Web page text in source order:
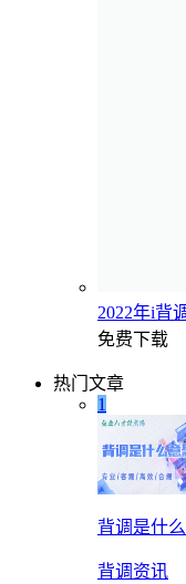
2022年i背
免费下载
热门文章
1
背调是什
背调资讯